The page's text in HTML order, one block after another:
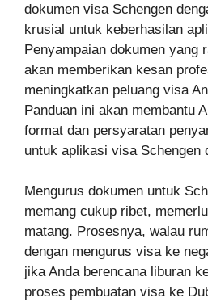
dokumen visa Schengen
krusial untuk keberhasilan
Penyampaian dokumen yang
akan memberikan kesan
meningkatkan peluang visa
Panduan ini akan membantu
format dan persyaratan
untuk aplikasi visa Schengen
Mengurus dokumen untuk
memang cukup ribet,
matang. Prosesnya, walau
dengan mengurus visa ke
jika Anda berencana liburan
proses pembuatan visa ke